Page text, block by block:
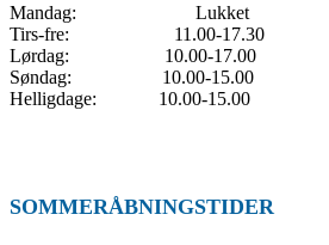
Mandag: Lukket
Tirs-fre: 11.00-17.30
Lørdag: 10.00-17.00
Søndag: 10.00-15.00
Helligdage: 10.00-15.00
SOMMERÅBNINGSTIDER